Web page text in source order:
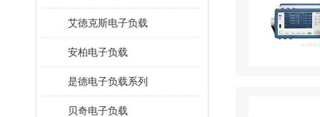
艾德克斯电子负载
安柏电子负载
是德电子负载系列
贝奇电子负载